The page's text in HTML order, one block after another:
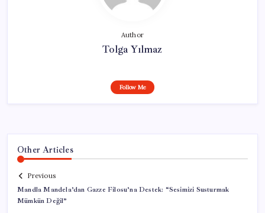
Author
Tolga Yılmaz
Follow Me
Other Articles
Previous
Mandla Mandela’dan Gazze Filosu’na Destek: “Sesimizi Susturmak
Mümkün Değil”